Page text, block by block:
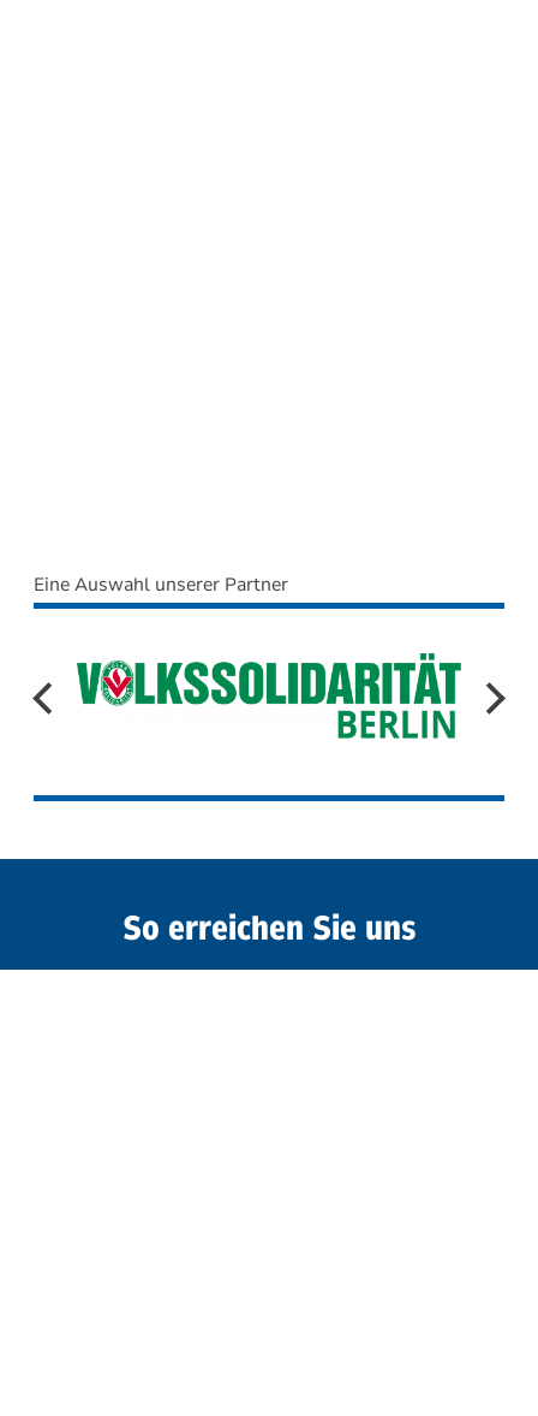
Eine Auswahl unserer Partner
So erreichen Sie uns